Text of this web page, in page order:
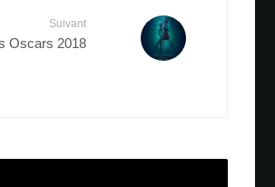
Suivant
Oscars 2018